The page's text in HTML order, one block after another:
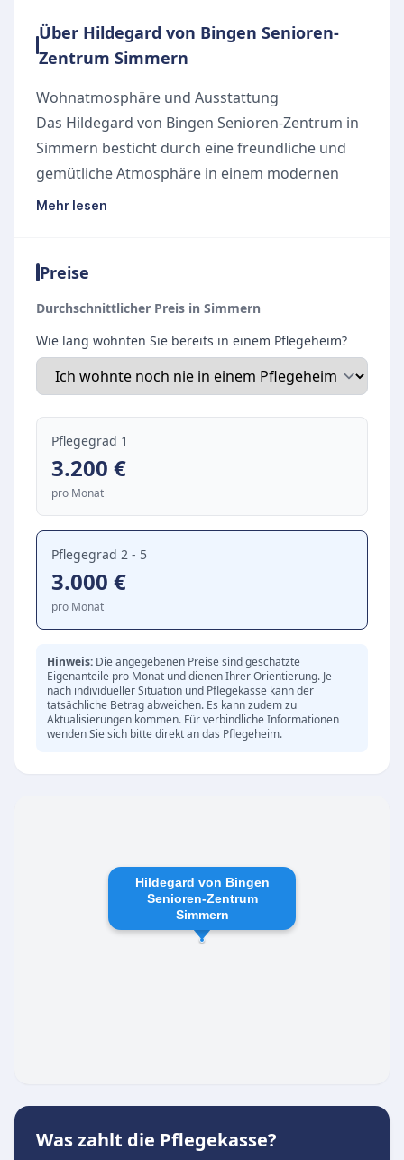
Über Hildegard von Bingen Senioren-
Zentrum Simmern
Wohnatmosphäre und Ausstattung
Das Hildegard von Bingen Senioren-Zentrum in
Simmern besticht durch eine freundliche und
gemütliche Atmosphäre in einem modernen
Gebäude. Die hellen und geräumigen Zimmer
spezielle Komfortzimmer zur Verfügung, die
unter anderem mit einem modernen
inklusive integriertem Kühlschrank, einem
übergroßen Pflegebett und einem
Flachbildfernseher ausgestattet sind. Ein
großzügiger, liebevoll angelegter Außenbereich
mit einem einladenden Pavillon bietet zudem
Raum für Erholung im Freien.
Pflegekonzept und soziales Miteinander
Im Mittelpunkt der Pflege steht das
Wohlbefinden der Bewohner, das durch ein
äußerst freundliches, hilfsbereites und
engagiertes Team gefördert wird. Die
Einrichtung bietet neben der vollstationären
Betreuung auch Kurzzeitpflege an. Das Personal
in allen Bereichen – von der Pflege über die
Hauswirtschaft bis hin zur hauseigenen Küche,
die täglich frische und schmackhafte Mahlzeiten
Ein herzliches Miteinander und eine offene
Mehr lesen
Preise
Durchschnittlicher Preis in Simmern
Wie lang wohnten Sie bereits in einem Pflegeheim?
Pflegegrad 1
3.200 €
pro Monat
Pflegegrad 2 - 5
3.000 €
pro Monat
Hinweis: Die angegebenen Preise sind geschätzte
Eigenanteile pro Monat und dienen Ihrer Orientierung. Je
nach individueller Situation und Pflegekasse kann der
tatsächliche Betrag abweichen. Es kann zudem zu
Aktualisierungen kommen. Für verbindliche Informationen
wenden Sie sich bitte direkt an das Pflegeheim.
Hildegard von Bingen
Senioren-Zentrum
Simmern
Was zahlt die Pflegekasse?